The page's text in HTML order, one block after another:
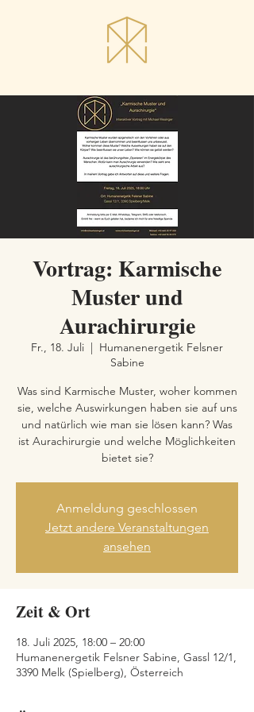
Vortrag: Karmische
Muster und
Aurachirurgie
Fr., 18. Juli
  |
Humanenergetik Felsner
Sabine
Was sind Karmische Muster, woher kommen
sie, welche Auswirkungen haben sie auf uns
und natürlich wie man sie lösen kann? Was
ist Aurachirurgie und welche Möglichkeiten
bietet sie?
Anmeldung geschlossen
Jetzt andere Veranstaltungen
ansehen
Zeit & Ort
18. Juli 2025, 18:00 – 20:00
Humanenergetik Felsner Sabine, Gassl 12/1,
3390 Melk (Spielberg), Österreich